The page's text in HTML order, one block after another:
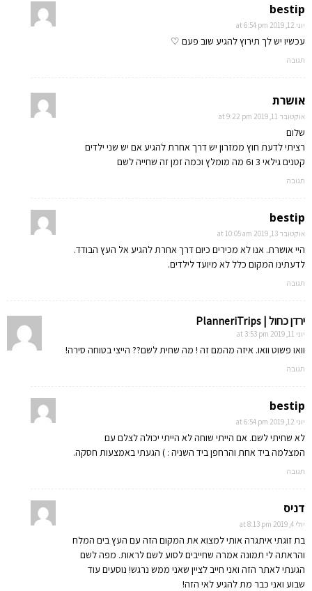
bestip
יוני 12, 2019 at 6:54 pm
עכשיו יש לך תירוץ להגיע שוב פעם ♡
תגובה
אושרת
אוקטובר 11, 2019 at 9:22 pm
שלום
רציתי לדעת חוץ ממזרון יש דרך אחרת להגיע אם יש שני ילדים
קטנים גילאי 3 ו6 מה מומלץ וכמה זמן זה שחייה לשם
תגובה
bestip
אוקטובר 13, 2019 at 10:05 am
היי אושרת. אנו לא מכירים כיום דרך אחרת להגיע אל העץ הבודד.
לדעתינו המקום כלל לא מיועד לילדים.
תגובה
ירדן כחול | PlanneriTrips
יוני 11, 2019 at 3:53 pm
וואו פשוט וואו. איזה מהמם זה ! מה שחית לשם?? הייצי בטוחה סירה!
תגובה
bestip
יוני 12, 2019 at 6:54 pm
לא שחיתי לשם. אם הייתי שוחה לא הייתי יכולה לצלם עם
המצלמה ביד אחת והרחפן ביד השניה : ) הגעתי באמצעות חסקה.
תגובה
דניס
יולי 4, 2019 at 8:13 pm
בת זוגתי איתגרה אותי למצוא את המקום הזה עם העץ בים המלח
והראתה לי תמונה אמרה שחייבים לסוע לשם לראות. מפה לשם
הגעתי לאתר הזה ואני חייב לציין שאני ממש נרגש! נוסעים עוד
שבוע ואני כבר מת להגיע לאי הזה!